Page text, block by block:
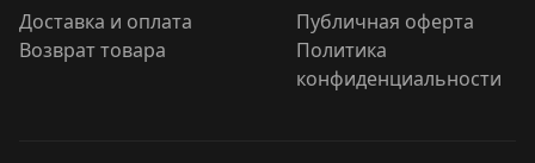
Доставка и оплата
Возврат товара
Публичная оферта
Политика
конфиденциальности